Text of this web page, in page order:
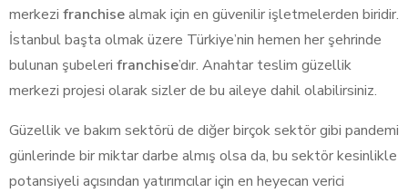
merkezi franchisealmak için en güvenilir işletmelerden biridir.
İstanbul başta olmak üzere Türkiye’nin hemen her şehrinde
bulunan şubeleri franchise’dır. Anahtar teslim güzellik
merkezi projesi olarak sizler de bu aileye dahil olabilirsiniz.
Güzellik ve bakım sektörü de diğer birçok sektör gibi pandemi
günlerinde bir miktar darbe almış olsa da, bu sektör kesinlikle
potansiyeli açısından yatırımcılar için en heyecan verici